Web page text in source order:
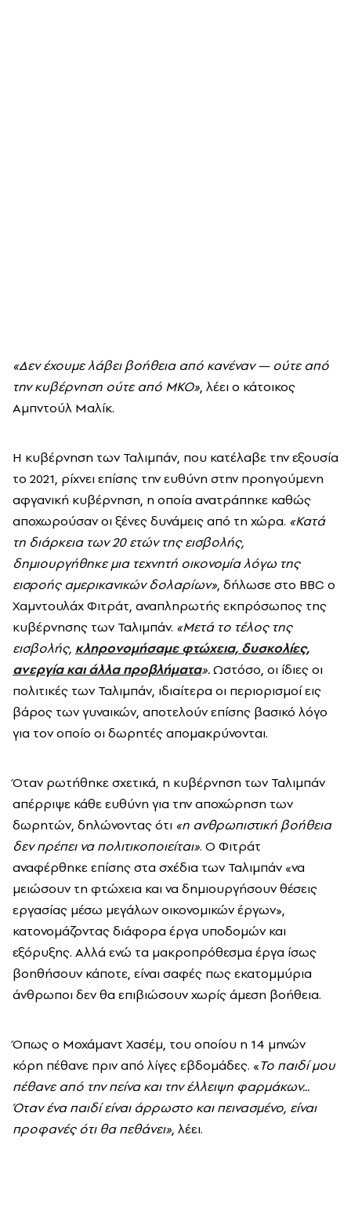
«Δεν έχουμε λάβει βοήθεια από κανέναν — ούτε από
την κυβέρνηση ούτε από ΜΚΟ», λέει ο κάτοικος
Αμπντούλ Μαλίκ.
Η κυβέρνηση των Ταλιμπάν, που κατέλαβε την εξουσία
το 2021, ρίχνει επίσης την ευθύνη στην προηγούμενη
αφγανική κυβέρνηση, η οποία ανατράπηκε καθώς
αποχωρούσαν οι ξένες δυνάμεις από τη χώρα. «Κατά
τη διάρκεια των 20 ετών της εισβολής,
δημιουργήθηκε μια τεχνητή οικονομία λόγω της
εισροής αμερικανικών δολαρίων», δήλωσε στο BBC ο
Χαμντουλάχ Φιτράτ, αναπληρωτής εκπρόσωπος της
κυβέρνησης των Ταλιμπάν. «Μετά το τέλος της
εισβολής, κληρονομήσαμε φτώχεια, δυσκολίες,
ανεργία και άλλα προβλήματα».Ωστόσο, οι ίδιες οι
πολιτικές των Ταλιμπάν, ιδιαίτερα οι περιορισμοί εις
βάρος των γυναικών, αποτελούν επίσης βασικό λόγο
για τον οποίο οι δωρητές απομακρύνονται.
Όταν ρωτήθηκε σχετικά, η κυβέρνηση των Ταλιμπάν
απέρριψε κάθε ευθύνη για την αποχώρηση των
δωρητών, δηλώνοντας ότι «η ανθρωπιστική βοήθεια
δεν πρέπει να πολιτικοποιείται». Ο Φιτράτ
αναφέρθηκε επίσης στα σχέδια των Ταλιμπάν «να
μειώσουν τη φτώχεια και να δημιουργήσουν θέσεις
εργασίας μέσω μεγάλων οικονομικών έργων»,
κατονομάζοντας διάφορα έργα υποδομών και
εξόρυξης. Αλλά ενώ τα μακροπρόθεσμα έργα ίσως
βοηθήσουν κάποτε, είναι σαφές πως εκατομμύρια
άνθρωποι δεν θα επιβιώσουν χωρίς άμεση βοήθεια.
Όπως ο Μοχάμαντ Χασέμ, του οποίου η 14 μηνών
κόρη πέθανε πριν από λίγες εβδομάδες. «Το παιδί μου
πέθανε από την πείνα και την έλλειψη φαρμάκων...
Όταν ένα παιδί είναι άρρωστο και πεινασμένο, είναι
προφανές ότι θα πεθάνει», λέει.